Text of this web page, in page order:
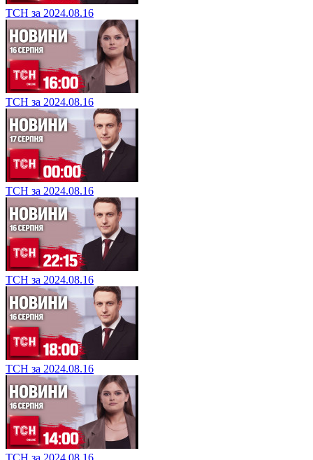
ТСН за 2024.08.16
ТСН за 2024.08.16
ТСН за 2024.08.16
ТСН за 2024.08.16
ТСН за 2024.08.16
ТСН за 2024.08.16